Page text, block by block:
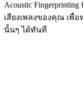
Acoustic
เสียงเพลงของคุณ เพื่
นั้นๆ ได้ทันที